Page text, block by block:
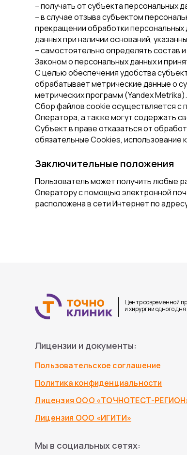
– получать от субъекта
– в случае отзыва субъектом
прекращении обработки персональных
данных при наличии оснований,
– самостоятельно определять состав
Законом о персональных данных и
C целью обеспечения удобства
обрабатывает метрические данные о
метрических программ (Yandex Metrika).
Сбор файлов cookie осуществляется с
Оператора, а также могут содержать
Субъект в праве отказаться от
обязательные Cookies,
Заключительные положения
Пользователь может получить любые
Оператору с помощью электронной
расположена в сети Интернет по
Лицензии и документы:
Пользовательское соглашение
Политика конфиденциальности
Лицензия ООО «ИГИТИ»
Лицензия ООО «ТОЧНОТЕСТ-
Мы в социальных сетях:
Центр современной
и хирургии одного дня